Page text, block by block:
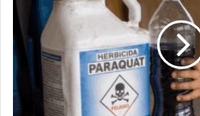
causa
alarma
muerte